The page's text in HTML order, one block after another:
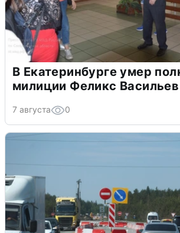
В Екатеринбурге умер
милиции Феликс Васильев
7 августа 0